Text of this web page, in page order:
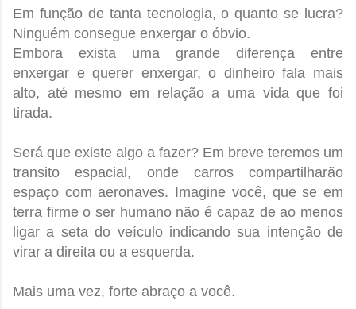
Em função de tanta tecnologia, o quanto se lucra?
Ninguém consegue enxergar o óbvio.
Embora exista uma grande diferença entre
enxergar e querer enxergar, o dinheiro fala mais
alto, até mesmo em relação a uma vida que foi
tirada.
Será que existe algo a fazer? Em breve teremos um
transito espacial, onde carros compartilharão
espaço com aeronaves. Imagine você, que se em
terra firme o ser humano não é capaz de ao menos
ligar a seta do veículo indicando sua intenção de
virar a direita ou a esquerda.
Mais uma vez, forte abraço a você.